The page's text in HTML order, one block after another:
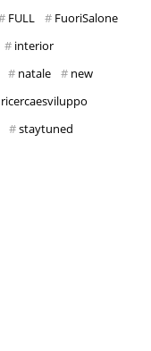
FULL
FuoriSalone
interior
natale
new
ricercaesviluppo
staytuned